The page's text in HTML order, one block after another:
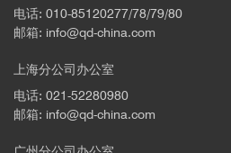
电话: 010-85120277/78/79/80
邮箱: info@qd-china.com
上海分公司办公室
电话: 021-52280980
邮箱: info@qd-china.com